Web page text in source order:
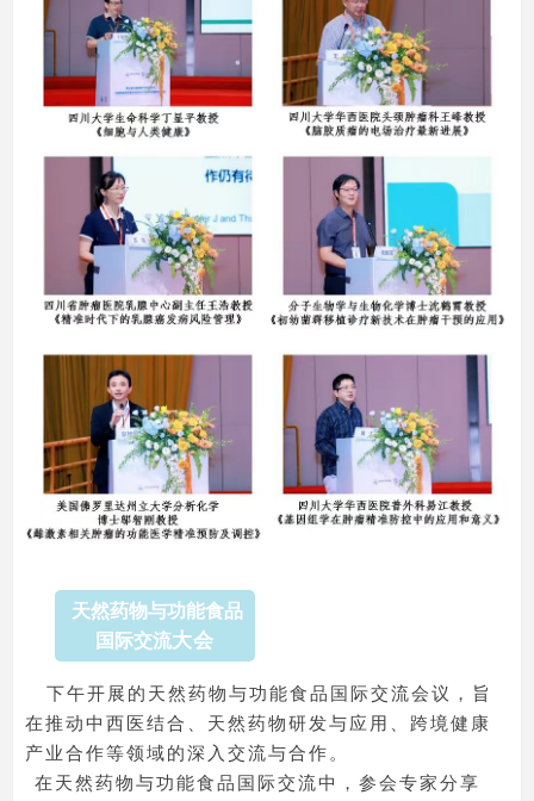
天然药物与功能食品
国际交流大会
下午开展的天然药物与功能食品国际交流会议，旨
在推动中西医结合、天然药物研发与应用、跨境健康
产业合作等领域的深入交流与合作。
在天然药物与功能食品国际交流中，参会专家分享